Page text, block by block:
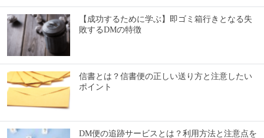
【成功するために学ぶ】即ゴミ箱行きとなる失
敗するDMの特徴
信書とは？信書便の正しい送り方と注意したい
ポイント
DM便の追跡サービスとは？利用方法と注意点を